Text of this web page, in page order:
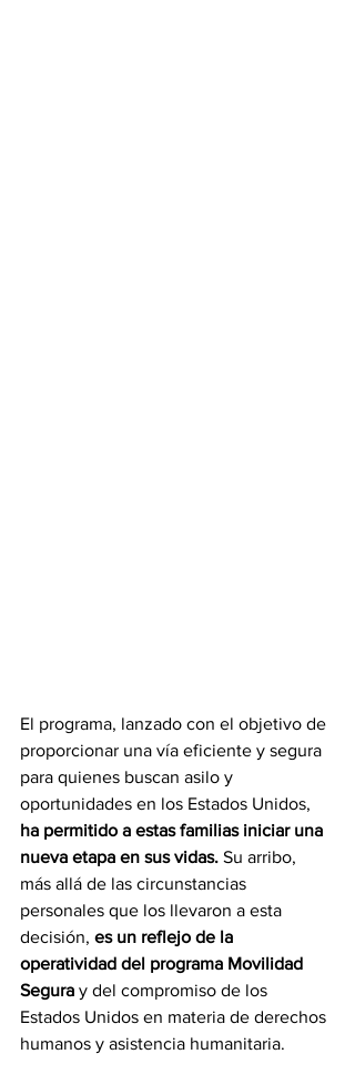
El programa, lanzado con el objetivo de
proporcionar una vía eficiente y segura
para quienes buscan asilo y
oportunidades en los Estados Unidos,
ha permitido a estas familias iniciar una
nueva etapa en sus vidas. Su arribo,
más allá de las circunstancias
personales que los llevaron a esta
decisión, es un reflejo de la
operatividad del programa Movilidad
Segura y del compromiso de los
Estados Unidos en materia de derechos
humanos y asistencia humanitaria.